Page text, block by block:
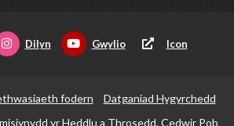
Dilyn Gwylio Icon
fodern
Datganiad Hygyrchedd
yr Heddlu a Throsedd. Cedwir Pob